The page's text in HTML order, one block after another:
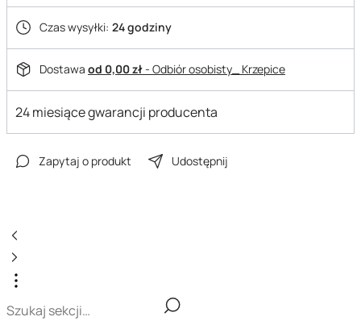
Czas wysyłki: 24 godziny
Dostawa od 0,00 zł- Odbiór osobisty_ Krzepice
24 miesiące gwarancji producenta
Zapytaj o produkt Udostępnij